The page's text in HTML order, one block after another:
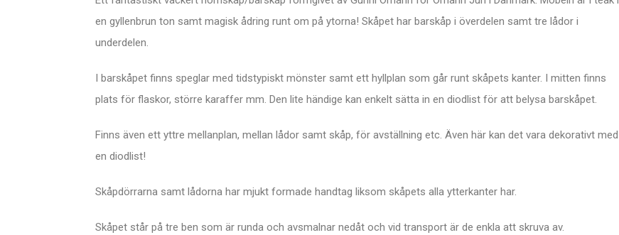
en gyllenbrun ton samt magisk ådring runt om på ytorna! Skåpet har barskåp i överdelen samt tre lådor i
underdelen.
I barskåpet finns speglar med tidstypiskt mönster samt ett hyllplan som går runt skåpets kanter. I mitten finns
plats för flaskor, större karaffer mm. Den lite händige kan enkelt sätta in en diodlist för att belysa barskåpet.
Finns även ett yttre mellanplan, mellan lådor samt skåp, för avställning etc. Även här kan det vara dekorativt med
en diodlist!
Skåpdörrarna samt lådorna har mjukt formade handtag liksom skåpets alla ytterkanter har.
Skåpet står på tre ben som är runda och avsmalnar nedåt och vid transport är de enkla att skruva av.